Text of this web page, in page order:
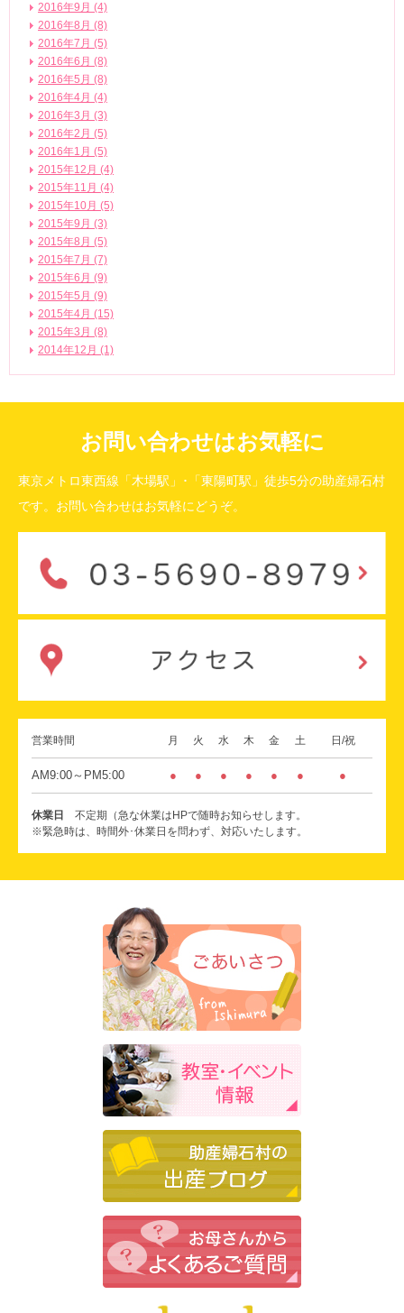
2016年9月 (4)
2016年8月 (8)
2016年7月 (5)
2016年6月 (8)
2016年5月 (8)
2016年4月 (4)
2016年3月 (3)
2016年2月 (5)
2016年1月 (5)
2015年12月 (4)
2015年11月 (4)
2015年10月 (5)
2015年9月 (3)
2015年8月 (5)
2015年7月 (7)
2015年6月 (9)
2015年5月 (9)
2015年4月 (15)
2015年3月 (8)
2014年12月 (1)
お問い合わせはお気軽に
東京メトロ東西線「木場駅」･「東陽町駅」徒歩5分の助産婦石村
です。お問い合わせはお気軽にどうぞ。
営業時間 月 火 水 木 金 土 日/祝
AM9:00～PM5:00 ● ● ● ● ● ● ●
休業日
不定期（急な休業はHPで随時お知らせします。
※緊急時は、時間外･休業日を問わず、対応いたします。